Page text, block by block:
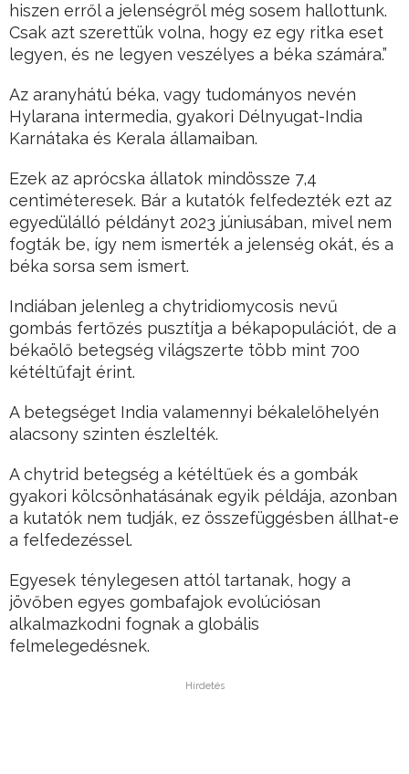
hiszen erről a jelenségről még sosem hallottunk.
Csak azt szerettük volna, hogy ez egy ritka eset
legyen, és ne legyen veszélyes a béka számára.”
Az aranyhátú béka, vagy tudományos nevén
Hylarana intermedia, gyakori Délnyugat-India
Karnátaka és Kerala államaiban.
Ezek az aprócska állatok mindössze 7,4
centiméteresek. Bár a kutatók felfedezték ezt az
egyedülálló példányt 2023 júniusában, mivel nem
fogták be, így nem ismerték a jelenség okát, és a
béka sorsa sem ismert.
Indiában jelenleg a chytridiomycosis nevű
gombás fertőzés pusztítja a békapopulációt, de a
békaölő betegség világszerte több mint 700
kétéltűfajt érint.
A betegséget India valamennyi békalelőhelyén
alacsony szinten észlelték.
A chytrid betegség a kétéltűek és a gombák
gyakori kölcsönhatásának egyik példája, azonban
a kutatók nem tudják, ez összefüggésben állhat-e
a felfedezéssel.
Egyesek ténylegesen attól tartanak, hogy a
jövőben egyes gombafajok evolúciósan
alkalmazkodni fognak a globális
felmelegedésnek.
Hirdetés